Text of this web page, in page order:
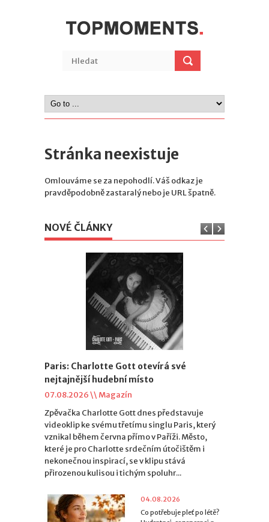
Stránka neexistuje
Omlouváme se za nepohodlí. Váš odkaz je
pravděpodobně zastaralý nebo je URL špatně.
NOVÉ ČLÁNKY
Paris: Charlotte Gott otevírá své
nejtajnější hudební místo
07.08.2026 \\ Magazín
Zpěvačka Charlotte Gott dnes představuje
videoklip ke svému třetímu singlu Paris, který
vznikal během června přímo v Paříži. Město,
které je pro Charlotte srdečním útočištěm i
nekonečnou inspirací, se v klipu stává
přirozenou kulisou i tichým spoluhr...
04.08.2026
Co potřebuje pleť po létě?